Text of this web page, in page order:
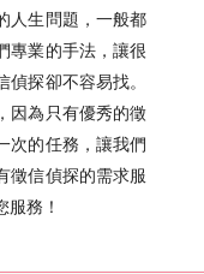
人生問題，一般都
專業的手法，讓很
探卻不容易找。
因為只有優秀的徵
次的任務，讓我們
徵信偵探的需求服
務！